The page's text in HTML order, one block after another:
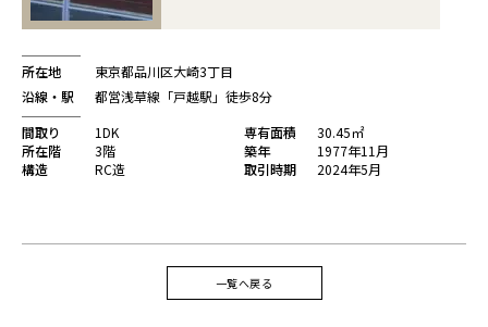
所在地
東京都品川区大崎3丁目
沿線・駅
都営浅草線「戸越駅」徒歩8分
間取り
1DK 専有面積
30.45㎡
所在階
3階 築年
1977年11月
構造
RC造 取引時期 2024年5月
一覧へ戻る